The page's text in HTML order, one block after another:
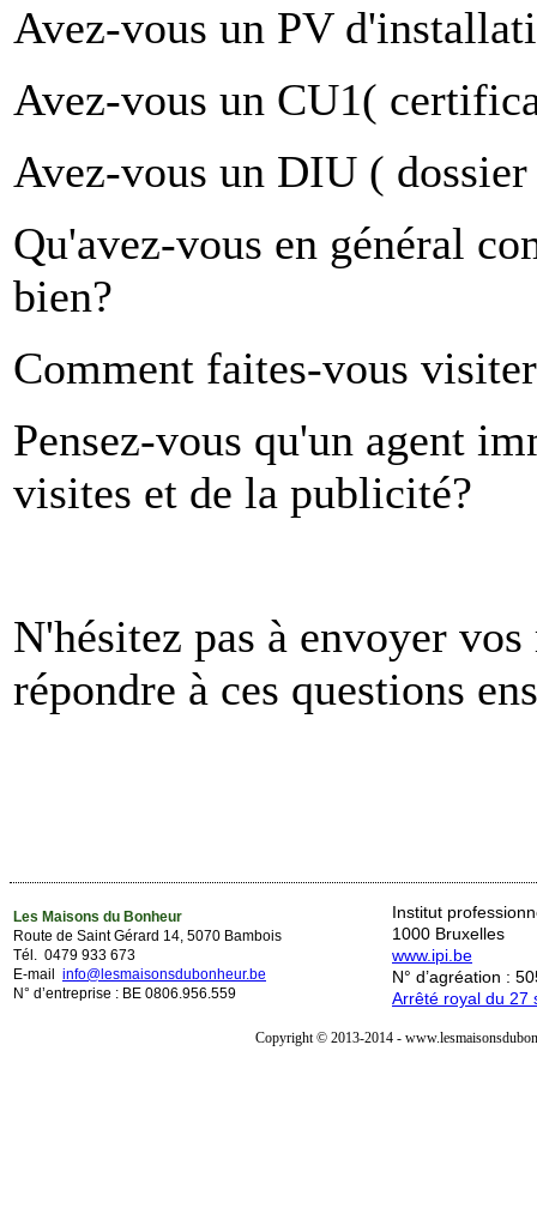
Avez-vous un PV
Avez-vous un CU1(
Avez-vous un DIU (
Qu'avez-vous en général
bien?
Comment faites-vous
Pensez-vous qu'un agent
visites et de la publicité?
N'hésitez pas à envoyer
répondre à ces questions
Les Maisons du Bonheur
Route de Saint Gérard 14, 5070 Bambois
Tél. 0479 933 673
E-mail info@lesmaisonsdubonheur.be
N° d’entreprise : BE 0806.956.559
Institut
1000 Bruxelles
www.ipi.be
N° d’agréation :
Arrêté royal du 27
Copyright © 2013-2014 -